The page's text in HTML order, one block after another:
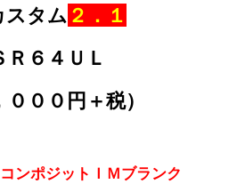
タム ２．１
Ｒ６４ＵＬ
０００円＋税）
ンポジットＩＭブランク